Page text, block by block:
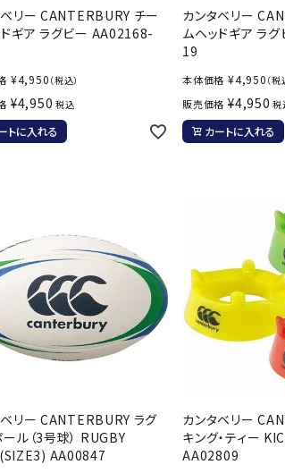
バドミントンラケット
ストリングス・ガット
バドミントンシューズ
バドミントンウェア
シャトル
ソックス
その他アクセサリー
卓球ラ
ラバー
卓球シュ
卓球ウ
ボール
その他
サッカー・フットサルトレ
グシューズ
ジュニアサッカー・フットサ
レーニングシューズ
野球スパイク・シューズ
少年野球スパイク・シューズ
フィットネスシューズ
陸上スパイク・シューズ
ハンドボールシューズ
ウォーキング・トレッキン
トレーニング・ジム・カジ
キッズカジュアル
スイム・競泳
HEAD
LI-
リー CANTERBURY チー
ギア ラグビー AA02168-
¥4,950 （税込）
¥4,950 税込
トに入れる
カンタベリー
ムヘッドギア ラ
19
本体価格 ¥4,950 （税
販売価格 ¥4,950 税
カートに入れる
リー CANTERBURY ラグ
ル（3号球） RUGBY
AA00847
カンタベリー
キング・ティー
AA02809